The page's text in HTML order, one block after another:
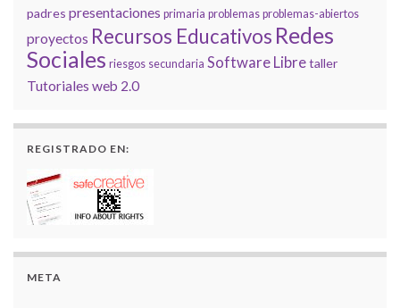
padres presentaciones primaria problemas problemas-abiertos
proyectos Recursos Educativos Redes
Sociales riesgos secundaria Software Libretaller
Tutoriales web 2.0
REGISTRADO EN:
META